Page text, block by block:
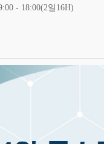
- 18:00(2일16H)